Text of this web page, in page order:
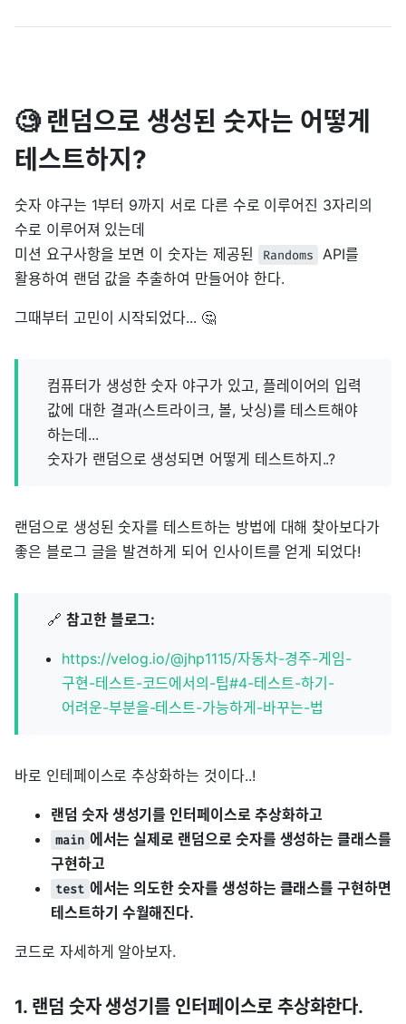
🧐 랜덤으로 생성된 숫자는 어떻게
테스트하지?
숫자 야구는 1부터 9까지 서로 다른 수로 이루어진 3자리의
수로 이루어져 있는데
미션 요구사항을 보면 이 숫자는 제공된
Randoms
API를
활용하여 랜덤 값을 추출하여 만들어야 한다.
그때부터 고민이 시작되었다... 🤔
컴퓨터가 생성한 숫자 야구가 있고, 플레이어의 입력
값에 대한 결과(스트라이크, 볼, 낫싱)를 테스트해야
하는데...
숫자가 랜덤으로 생성되면 어떻게 테스트하지..?
랜덤으로 생성된 숫자를 테스트하는 방법에 대해 찾아보다가
좋은 블로그 글을 발견하게 되어 인사이트를 얻게 되었다!
🔗 참고한 블로그:
https://velog.io/@jhp1115/자동차-경주-게임-
구현-테스트-코드에서의-팁#4-테스트-하기-
어려운-부분을-테스트-가능하게-바꾸는-법
바로 인테페이스로 추상화하는 것이다..!
랜덤 숫자 생성기를 인터페이스로 추상화하고
main 에서는 실제로 랜덤으로 숫자를 생성하는 클래스를
구현하고
test 에서는 의도한 숫자를 생성하는 클래스를 구현하면
테스트하기 수월해진다.
코드로 자세하게 알아보자.
1. 랜덤 숫자 생성기를 인터페이스로 추상화한다.